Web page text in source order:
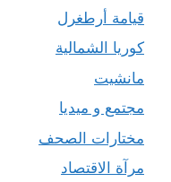
قيامة أرطغرل
كوريا الشمالية
مانشيت
مجتمع و ميديا
مختارات الصحف
مرآة الاقتصاد